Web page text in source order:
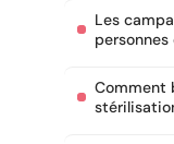
Les
Comment